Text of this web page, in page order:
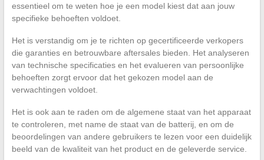
essentieel om te weten hoe je een model kiest dat aan jouw
specifieke behoeften voldoet.
Het is verstandig om je te richten op gecertificeerde verkopers
die garanties en betrouwbare aftersales bieden. Het analyseren
van technische specificaties en het evalueren van persoonlijke
behoeften zorgt ervoor dat het gekozen model aan de
verwachtingen voldoet.
Het is ook aan te raden om de algemene staat van het apparaat
te controleren, met name de staat van de batterij, en om de
beoordelingen van andere gebruikers te lezen voor een duidelijk
beeld van de kwaliteit van het product en de geleverde service.